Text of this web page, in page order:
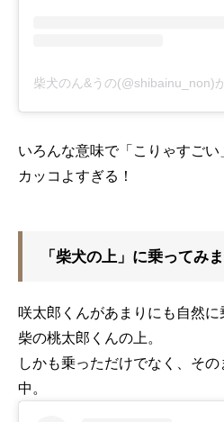
柴犬のん&うの(@shibainu_non)
いろんな意味で「こりゃすごい
カッコよすぎる！
「柴犬の上」に乗ってみま
咲太郎くんがあまりにも自然
柴の桃太郎くんの上。
しかも乗っただけでなく、そ
中。